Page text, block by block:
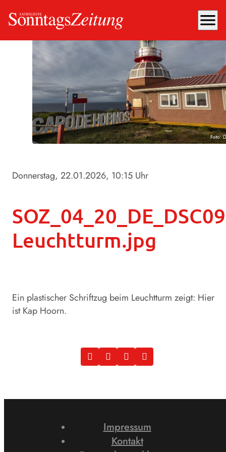
menu
Foto:
Donnerstag, 22.01.2026, 10:15 Uhr
Leuchtturm.jpg
Ein plastischer Schriftzug beim Leuchtturm zeigt: Hier
ist Kap Hoorn.
Impressum
Kontakt